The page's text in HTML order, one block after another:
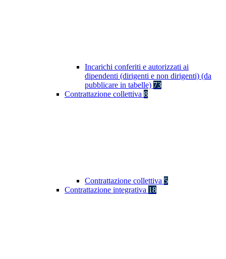
Incarichi conferiti e autorizzati ai
dipendenti (dirigenti e non dirigenti) (da
pubblicare in tabelle) 73
Contrattazione collettiva 8
Contrattazione collettiva 5
Contrattazione integrativa 18